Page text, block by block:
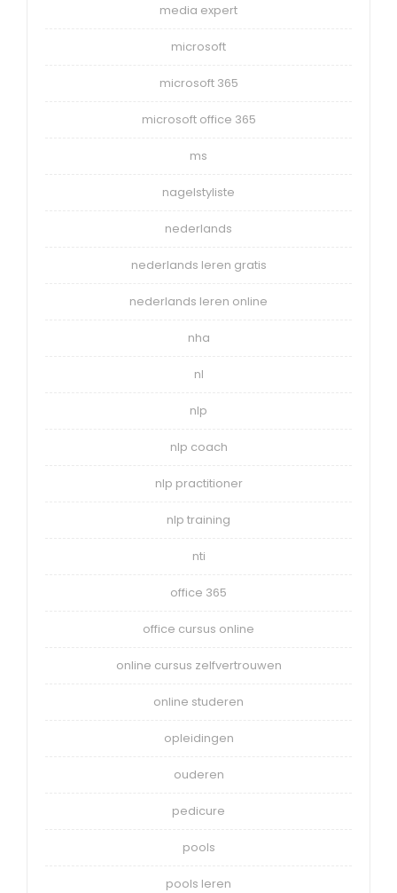
media expert
microsoft
microsoft 365
microsoft office 365
ms
nagelstyliste
nederlands
nederlands leren gratis
nederlands leren online
nha
nl
nlp
nlp coach
nlp practitioner
nlp training
nti
office 365
office cursus online
online cursus zelfvertrouwen
online studeren
opleidingen
ouderen
pedicure
pools
pools leren